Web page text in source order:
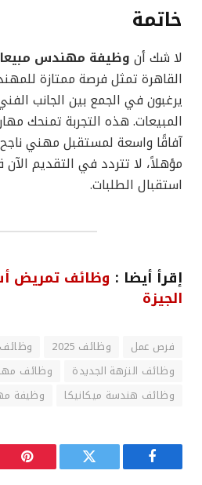
خاتمة
لا شك أن وظيفة مهندس
القاهرة تمثل فرصة ممتازة
يرغبون في الجمع بين الجانب
المبيعات. هذه التجربة تمنحك
آفاقًا واسعة لمستقبل مهني
مؤهلاً، لا تتردد في التقديم الآن
استقبال الطلبات.
إقرأ أيضا : وظائف تمريض
الجيزة
فرص عمل وظائف 2025
وظائف النزهة الجديدة
وظائف
وظائف هندسة ميكانيكا
وظيفة
فيسبوك تويتر